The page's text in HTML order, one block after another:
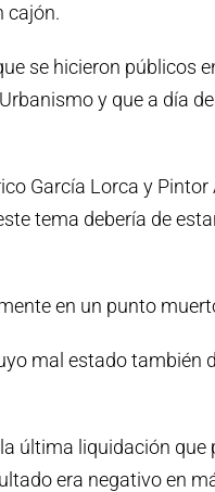
cajón.
se hicieron públicos
y que a día
García Lorca y Pintor
tema debería de
en un punto
mal estado también
última liquidación que
era negativo en